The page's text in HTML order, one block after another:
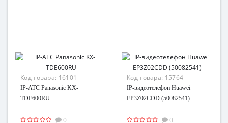
Код товара: 16101
IP-АТС Panasonic KX-
TDE600RU
0
Код товара: 15764
IP-видеотелефон Huawei
EP3Z02CDD (50082541)
0